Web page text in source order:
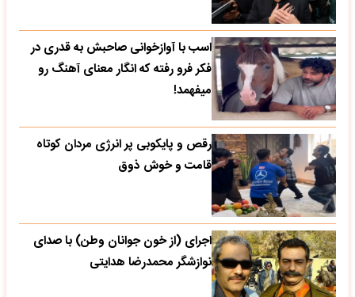
اسب با آوازخوانی صاحبش به قدری در
فکر فرو رفته که انگار معنای آهنگ رو
میفهمد!
رقص و پایکوبی پر انرژی مردان کوتاه
قامت و خوش ذوق
اجرای (از خون جوانان وطن) با صدای
نوازشگر محمدرضا هدایتی